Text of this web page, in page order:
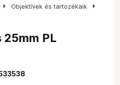
arrow_right Objektívek és tartozékaik arrow_right
25mm PL